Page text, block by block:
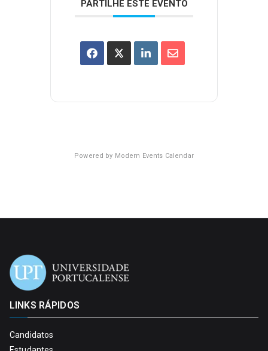
PARTILHE ESTE EVENTO
Powered by Modern Events Calendar
LINKS RÁPIDOS
Candidatos